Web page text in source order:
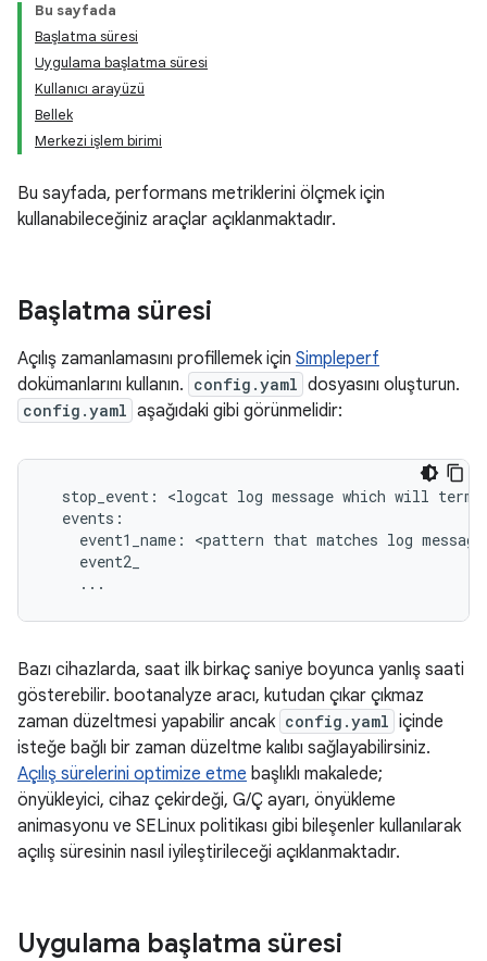
Bu sayfada
Başlatma süresi
Uygulama başlatma süresi
Kullanıcı arayüzü
Bellek
Merkezi işlem birimi
Bu sayfada, performans metriklerini ölçmek için
kullanabileceğiniz araçlar açıklanmaktadır.
Başlatma süresi
Açılış zamanlamasını profillemek için Simpleperf
dokümanlarını kullanın. config.yaml dosyasını oluşturun.
config.yaml aşağıdaki gibi görünmelidir:
stop_event: <logcat log message which will
  events:
event1_name: <pattern that matches log
    event2_
    ...
Bazı cihazlarda, saat ilk birkaç saniye boyunca yanlış saati
gösterebilir. bootanalyze aracı, kutudan çıkar çıkmaz
zaman düzeltmesi yapabilir ancak config.yaml içinde
isteğe bağlı bir zaman düzeltme kalıbı sağlayabilirsiniz.
Açılış sürelerini optimize etme başlıklı makalede;
önyükleyici, cihaz çekirdeği, G/Ç ayarı, önyükleme
animasyonu ve SELinux politikası gibi bileşenler kullanılarak
açılış süresinin nasıl iyileştirileceği açıklanmaktadır.
Uygulama başlatma süresi